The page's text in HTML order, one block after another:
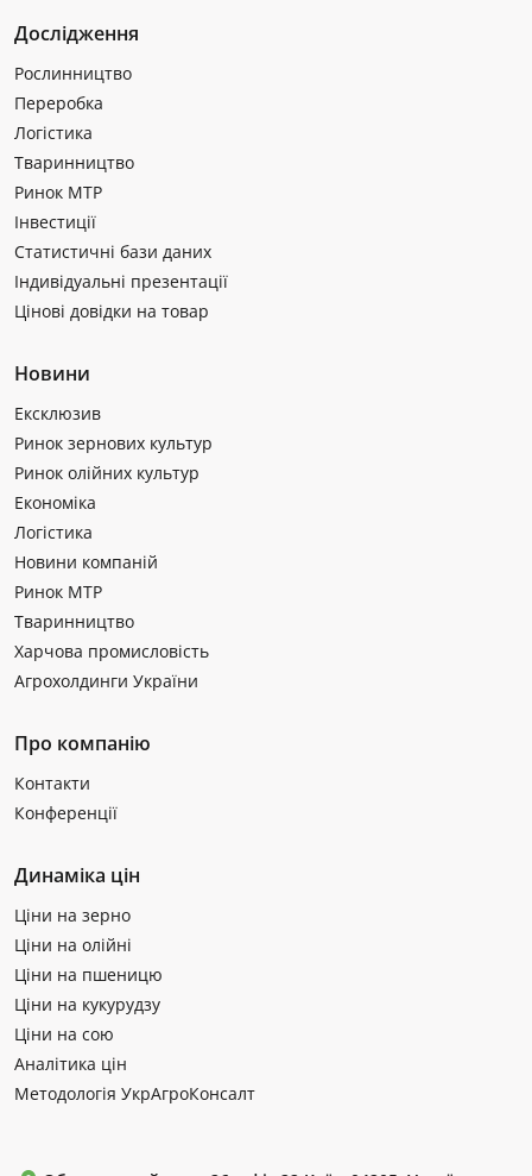
Дослідження
Рослинництво
Переробка
Логістика
Тваринництво
Ринок МТР
Інвестиції
Статистичні бази даних
Індивідуальні презентації
Цінові довідки на товар
Новини
Ексклюзив
Ринок зернових культур
Ринок олійних культур
Економіка
Логістика
Новини компаній
Ринок МТР
Тваринництво
Харчова промисловість
Агрохолдинги України
Про компанію
Контакти
Конференції
Динаміка цін
Ціни на зерно
Ціни на олійні
Ціни на пшеницю
Ціни на кукурудзу
Ціни на сою
Аналітика цін
Методологія УкрАгроКонсалт